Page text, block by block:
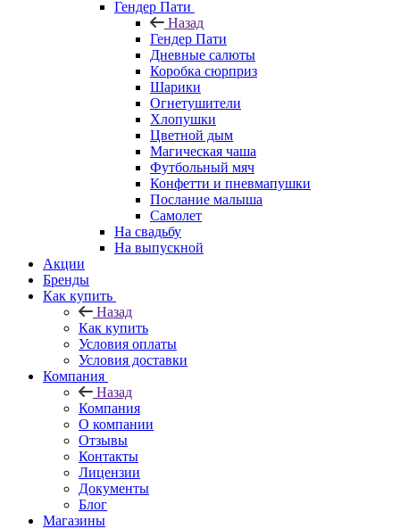
Гендер Пати
Назад
Гендер Пати
Дневные салюты
Коробка сюрприз
Шарики
Огнетушители
Хлопушки
Цветной дым
Магическая чаша
Футбольный мяч
Конфетти и пневмапушки
Послание малыша
Самолет
На свадьбу
На выпускной
Акции
Бренды
Как купить
Назад
Как купить
Условия оплаты
Условия доставки
Компания
Назад
Компания
О компании
Отзывы
Контакты
Лицензии
Документы
Блог
Магазины